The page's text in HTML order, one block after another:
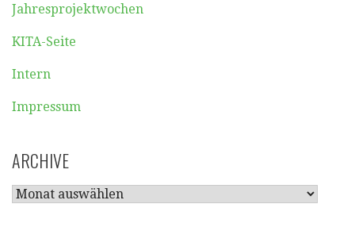
Jahresprojektwochen
KITA-Seite
Intern
Impressum
ARCHIVE
ARCHIVE